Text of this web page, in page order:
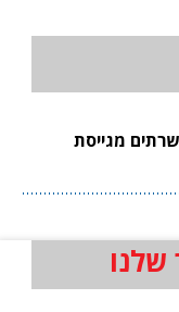
מגייסת
שלנו